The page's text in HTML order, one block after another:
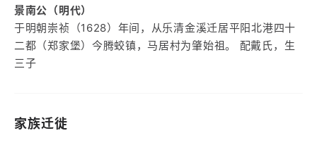
景南公（明代）
于明朝崇祯（1628）年间，从乐清金溪迁居平阳北港四十
二都（郑家堡）今腾蛟镇，马居村为肇始祖。 配戴氏，生
三子
家族迁徙